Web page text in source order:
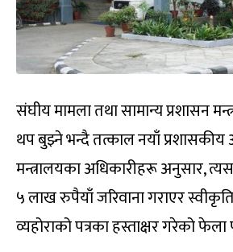
संघीय मामला तथा सामान्य प्रशासन
थप बुझ्ने भन्दै तत्काल नयाँ
मन्त्रालयका अधिकारीहरू अनुसार,
५ लाख रुपैयाँ जरिवाना गराएर
व्यहोराको पत्रका हस्ताक्षर गरेको फेला